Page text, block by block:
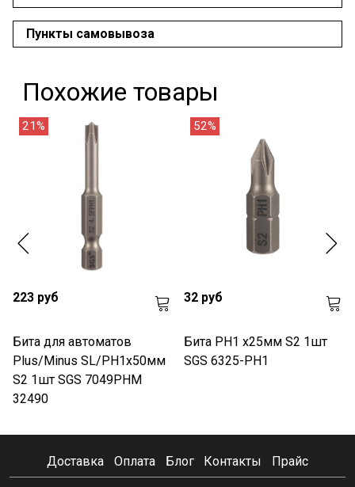
Пункты самовывоза
Похожие товары
21%
223 руб
Бита для автоматов
Plus/Minus SL/PH1х50мм
S2 1шт SGS 7049PHM
32490
52%
32 руб
Бита PH1 х25мм S2 1шт
SGS 6325-PH1
Доставка Оплата Блог Контакты Прайс